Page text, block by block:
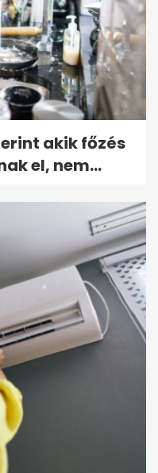
akik főzés
el, nem...